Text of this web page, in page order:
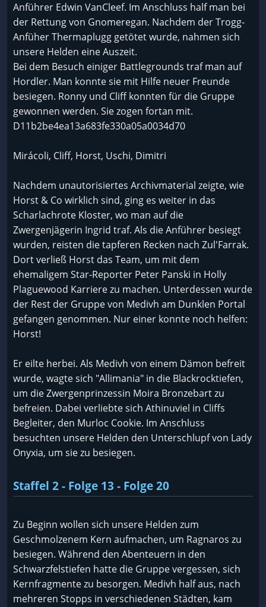
Anführer Edwin VanCleef. Im Anschluss half man bei
der Rettung von Gnomeregan. Nachdem der Trogg-
Anfüher Thermaplugg getötet wurde, nahmen sich
unsere Helden eine Auszeit.
Bei dem Besuch einiger Battlegrounds traf man auf
Hordler. Man konnte sie mit Hilfe neuer Freunde
besiegen. Ronny und Cliff konnten für die Gruppe
gewonnen werden. Sie zogen fortan mit.
D11b2be4ea13a683fe330a05a0034d70
Mirácoli, Cliff, Horst, Uschi, Dimitri
Nachdem unautorisiertes Archivmaterial zeigte, wie
Horst & Co wirklich sind, ging es weiter in das
Scharlachrote Kloster, wo man auf die
Zwergenjägerin Ingrid traf. Als die Anführer besiegt
wurden, reisten die tapferen Recken nach Zul'Farrak.
Dort verließ Horst das Team, um mit dem
ehemaligem Star-Reporter Peter Panski in Holly
Plaguewood Karriere zu machen. Unterdessen wurde
der Rest der Gruppe von Medivh am Dunklen Portal
gefangen genommen. Nur einer konnte noch helfen:
Horst!
Er eilte herbei. Als Medivh von einem Dämon befreit
wurde, wagte sich "Allimania" in die Blackrocktiefen,
um die Zwergenprinzessin Moira Bronzebart zu
befreien. Dabei verliebte sich Athinuviel in Cliffs
Begleiter, den Murloc Cookie. Im Anschluss
besuchten unsere Helden den Unterschlupf von Lady
Onyxia, um sie zu besiegen.
Staffel 2 - Folge 13 - Folge 20
Zu Beginn wollen sich unsere Helden zum
Geschmolzenem Kern aufmachen, um Ragnaros zu
besiegen. Während den Abenteuern in den
Schwarzfelstiefen hatte die Gruppe vergessen, sich
Kernfragmente zu besorgen. Medivh half aus, nach
mehreren Stopps in verschiedenen Städten, kam